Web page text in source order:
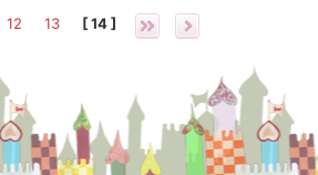
12 13 [ 14 ]